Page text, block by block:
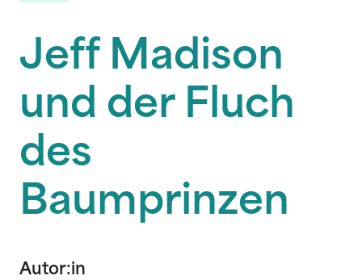
Jeff Madison
und der Fluch
des
Baumprinzen
Autor:in